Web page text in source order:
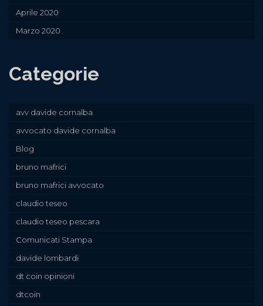
Aprile 2020
Marzo 2020
Categorie
avv davide cornalba
avvocato davide cornalba
Blog
bruno mafrici
bruno mafrici avvocato
claudio teseo
claudio teseo pescara
Comunicati Stampa
davide lombardi
dt coin opinioni
dtcoin